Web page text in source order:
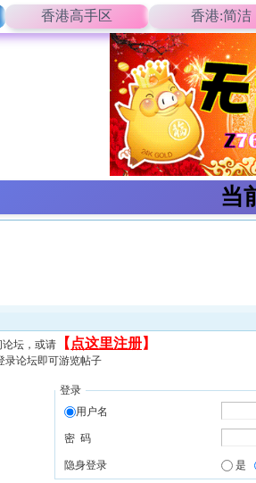
香港高手区 香港:简洁
当
坛，或请 【 点这里注册】
录论坛即可游览帖子
登录
用户名
密 码
隐身登录 是